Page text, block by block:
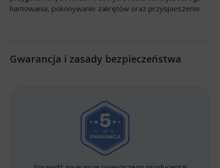
hamowania, pokonywanie zakrętów oraz przyspieszenie.
Gwarancja i zasady bezpieczeństwa